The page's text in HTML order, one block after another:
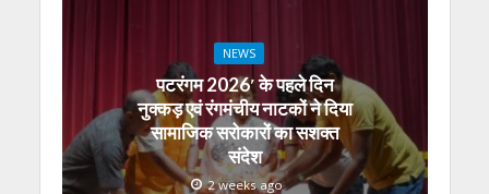
NEWS
पटरंगम 2026′ के पहले दिन
नुक्कड़ एवं रंगमंचीय नाटकों ने दिया
सामाजिक सरोकारों का सशक्त
संदेश
2 weeks ago